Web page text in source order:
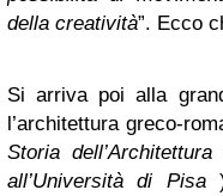
della creatività”. Ecco
Si arriva poi alla
l’architettura greco-
Storia
all’Università di Pisa